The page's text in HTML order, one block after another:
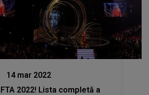
Stiri
14 mar 2022
2022! Lista completă a